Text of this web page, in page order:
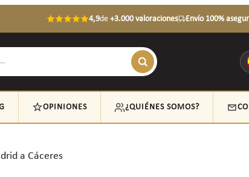
4,9de +3.000 valoraciones Envío 100%
OPINIONES ¿QUIÉNES SOMOS?
a Cáceres